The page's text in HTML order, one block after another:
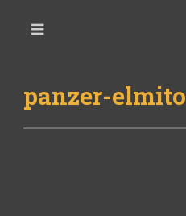
panzer-elmito